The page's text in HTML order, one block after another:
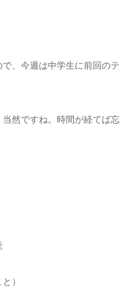
、今週は中学生に前回のテ
然ですね。時間が経てば忘
）